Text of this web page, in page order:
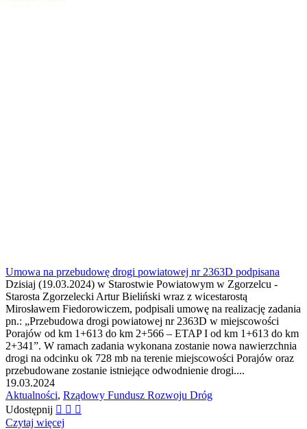
Umowa na przebudowę drogi powiatowej nr 2363D podpisana
Dzisiaj (19.03.2024) w Starostwie Powiatowym w Zgorzelcu -
Starosta Zgorzelecki Artur Bieliński wraz z wicestarostą
Mirosławem Fiedorowiczem, podpisali umowę na realizację zadania
pn.: „Przebudowa drogi powiatowej nr 2363D w miejscowości
Porajów od km 1+613 do km 2+566 – ETAP I od km 1+613 do km
2+341”. W ramach zadania wykonana zostanie nowa nawierzchnia
drogi na odcinku ok 728 mb na terenie miejscowości Porajów oraz
przebudowane zostanie istniejące odwodnienie drogi....
19.03.2024
Aktualności, Rządowy Fundusz Rozwoju Dróg
Udostępnij
Czytaj więcej